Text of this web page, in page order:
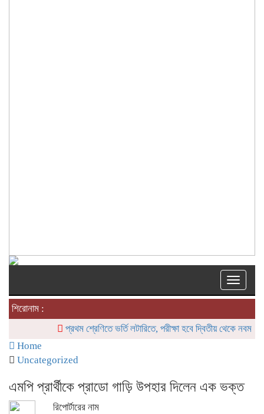
Toggle
শিরোনাম :
প্রথম শ্রেণিতে ভর্তি লটারিতে, পরীক্ষা হবে দ্বিতীয় থেকে নবম শ্রেণি
Home
Uncategorized
এমপি প্রার্থীকে প্রাডো গাড়ি উপহার দিলেন এক ভক্ত
রিপোর্টারের নাম